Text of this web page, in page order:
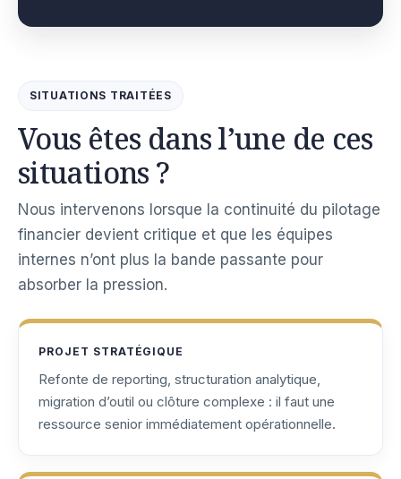
SITUATIONS TRAITÉES
Vous êtes dans l’une de ces
situations ?
Nous intervenons lorsque la continuité du pilotage
financier devient critique et que les équipes
internes n’ont plus la bande passante pour
absorber la pression.
PROJET STRATÉGIQUE
Refonte de reporting, structuration analytique,
migration d’outil ou clôture complexe : il faut une
ressource senior immédiatement opérationnelle.